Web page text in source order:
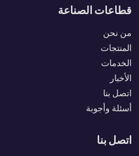
قطاعات الصناعة
من نحن
المنتجات
الخدمات
الأخبار
اتصل بنا
أسئلة وأجوبة
اتصل بنا